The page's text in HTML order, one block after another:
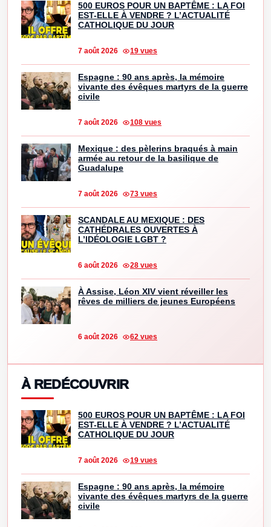
500 EUROS POUR UN BAPTÊME : LA FOI
EST-ELLE À VENDRE ? L’ACTUALITÉ
CATHOLIQUE DU JOUR
7 août 2026 19 vues
Espagne : 90 ans après, la mémoire
vivante des évêques martyrs de la guerre
civile
7 août 2026 108 vues
Mexique : des pèlerins braqués à main
armée au retour de la basilique de
Guadalupe
7 août 2026 73 vues
SCANDALE AU MEXIQUE : DES
CATHÉDRALES OUVERTES À
L’IDÉOLOGIE LGBT ?
6 août 2026 28 vues
À Assise, Léon XIV vient réveiller les
rêves de milliers de jeunes Européens
6 août 2026 62 vues
À REDÉCOUVRIR
500 EUROS POUR UN BAPTÊME : LA FOI
EST-ELLE À VENDRE ? L’ACTUALITÉ
CATHOLIQUE DU JOUR
7 août 2026 19 vues
Espagne : 90 ans après, la mémoire
vivante des évêques martyrs de la guerre
civile